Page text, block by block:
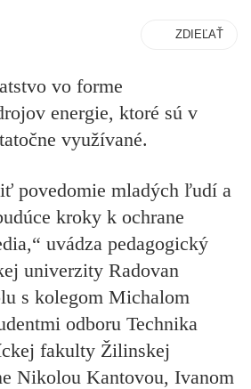
ZDIEĽAŤ
vo forme
energie, ktoré sú v
využívané.
povedomie mladých ľudí a
kroky k ochrane
uvádza pedagogický
univerzity Radovan
s kolegom Michalom
odboru Technika
fakulty Žilinskej
Nikolou Kantovou, Ivanom